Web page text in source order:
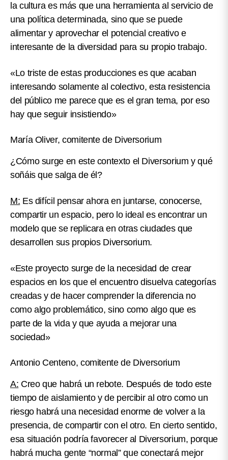
la cultura es más que una herramienta al servicio de
una política determinada, sino que se puede
alimentar y aprovechar el potencial creativo e
interesante de la diversidad para su propio trabajo.
«Lo triste de estas producciones es que acaban
interesando solamente al colectivo, esta resistencia
del público me parece que es el gran tema, por eso
hay que seguir insistiendo»
María Oliver, comitente de Diversorium
¿Cómo surge en este contexto el Diversorium y qué
soñáis que salga de él?
M: Es difícil pensar ahora en juntarse, conocerse,
compartir un espacio, pero lo ideal es encontrar un
modelo que se replicara en otras ciudades que
desarrollen sus propios Diversorium.
«Este proyecto surge de la necesidad de crear
espacios en los que el encuentro disuelva categorías
creadas y de hacer comprender la diferencia no
como algo problemático, sino como algo que es
parte de la vida y que ayuda a mejorar una
sociedad»
Antonio Centeno, comitente de Diversorium
A: Creo que habrá un rebote. Después de todo este
tiempo de aislamiento y de percibir al otro como un
riesgo habrá una necesidad enorme de volver a la
presencia, de compartir con el otro. En cierto sentido,
esa situación podría favorecer al Diversorium, porque
habrá mucha gente “normal” que conectará mejor